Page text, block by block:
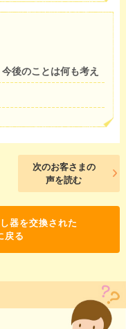
後のことは何も考え
次のお客さまの
声を読む
器を交換された
戻る